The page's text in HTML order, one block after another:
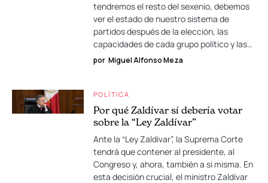
tendremos el resto del sexenio, debemos
ver el estado de nuestro sistema de
partidos después de la elección, las
capacidades de cada grupo político y las…
por Miguel Alfonso Meza
POLÍTICA
Por qué Zaldívar sí debería votar
sobre la “Ley Zaldívar”
Ante la “Ley Zaldívar”, la Suprema Corte
tendrá que contener al presidente, al
Congreso y, ahora, también a sí misma. En
esta decisión crucial, el ministro Zaldívar